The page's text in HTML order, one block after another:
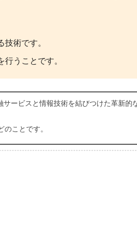
術です。
うことです。
サービスと情報技術を結びつけた革新的
ことです。